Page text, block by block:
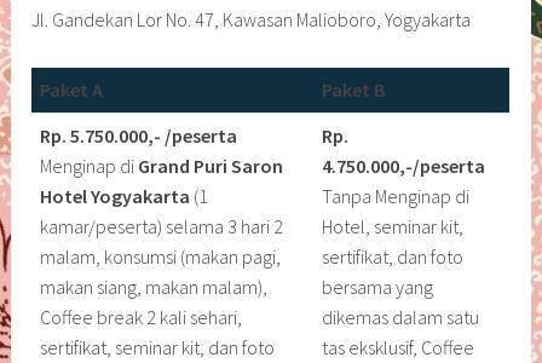
Jl. Gandekan Lor No. 47, Kawasan Malioboro, Yogyakarta
Paket A
Paket B
Rp. 5.750.000,- /peserta
Menginap di Grand Puri Saron
Hotel Yogyakarta (1
kamar/peserta) selama 3 hari 2
malam, konsumsi (makan pagi,
makan siang, makan malam),
Coffee break 2 kali sehari,
sertifikat, seminar kit, dan foto
Rp.
4.750.000,-/peserta
Tanpa Menginap di
Hotel, seminar kit,
sertifikat, dan foto
bersama yang
dikemas dalam satu
tas eksklusif, Coffee